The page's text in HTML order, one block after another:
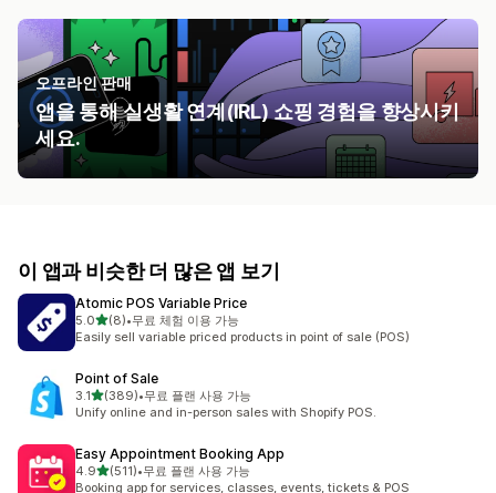
오프라인 판매
앱을 통해 실생활 연계(IRL) 쇼핑 경험을 향상시키
세요.
이 앱과 비슷한 더 많은 앱 보기
Atomic POS Variable Price
5.0별 5개 중
(8)
총 리뷰 8개
•무료 체험 이용 가능
Easily sell variable priced products in point of sale (POS)
Point of Sale
3.1별 5개 중
(389)
총 리뷰 389개
•무료 플랜 사용 가능
Unify online and in-person sales with Shopify POS.
Easy Appointment Booking App
4.9별 5개 중
(511)
총 리뷰 511개
•무료 플랜 사용 가능
Booking app for services, classes, events, tickets & POS